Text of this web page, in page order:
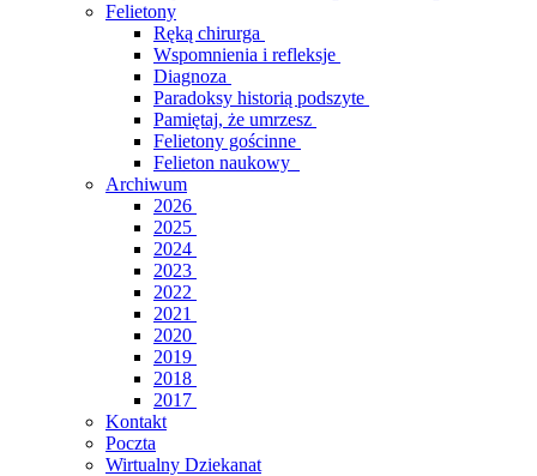
Felietony
Ręką chirurga
Wspomnienia i refleksje
Diagnoza
Paradoksy historią podszyte
Pamiętaj, że umrzesz
Felietony gościnne
Felieton naukowy
Archiwum
2026
2025
2024
2023
2022
2021
2020
2019
2018
2017
Kontakt
Poczta
Wirtualny Dziekanat